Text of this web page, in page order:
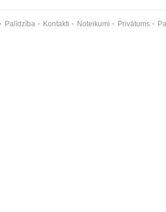
Palīdzība Kontakti Noteikumi Privātums